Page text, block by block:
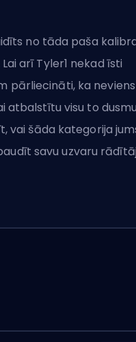
no tāda paša
Lai arī Tyler1 nekad īsti
pārliecināti, ka neviens
atbalstītu visu to
vai šāda kategorija
savu uzvaru